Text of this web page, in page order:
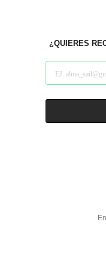
¿QUIERES